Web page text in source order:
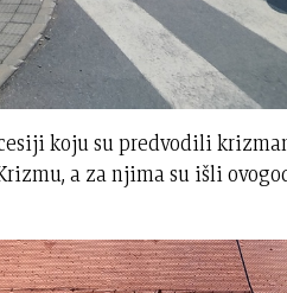
koju su predvodili
a za njima su išli